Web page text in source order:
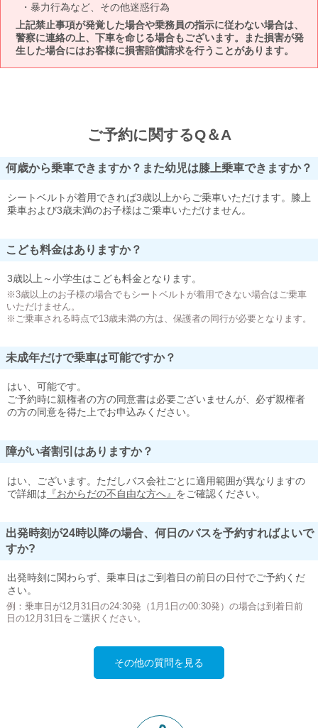
暴力行為など、その他迷惑行為
上記禁止事項が発覚した場合や乗務員の指示に従わない場合は、
警察に連絡の上、下車を命じる場合もございます。また損害が発
生した場合にはお客様に損害賠償請求を行うことがあります。
ご予約に関するQ＆A
何歳から乗車できますか？また幼児は膝上乗車できますか？
シートベルトが着用できれば3歳以上からご乗車いただけます。膝上
乗車および3歳未満のお子様はご乗車いただけません。
こども料金はありますか？
3歳以上～小学生はこども料金となります。
※3歳以上のお子様の場合でもシートベルトが着用できない場合はご乗車
いただけません。
※ご乗車される時点で13歳未満の方は、保護者の同行が必要となります。
未成年だけで乗車は可能ですか？
はい、可能です。
ご予約時に親権者の方の同意書は必要ございませんが、必ず親権者
の方の同意を得た上でお申込みください。
障がい者割引はありますか？
はい、ございます。ただしバス会社ごとに適用範囲が異なりますの
で詳細は 『おからだの不自由な方へ』 をご確認ください。
出発時刻が24時以降の場合、何日のバスを予約すればよいで
すか?
出発時刻に関わらず、乗車日はご到着日の前日の日付でご予約くだ
さい。
例：乗車日が12月31日の24:30発（1月1日の00:30発）の場合は到着日前
日の12月31日をご選択ください。
その他の質問を見る